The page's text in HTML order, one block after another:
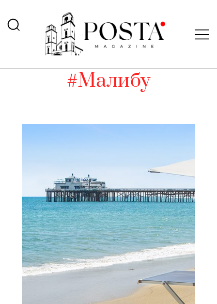
#Малибу